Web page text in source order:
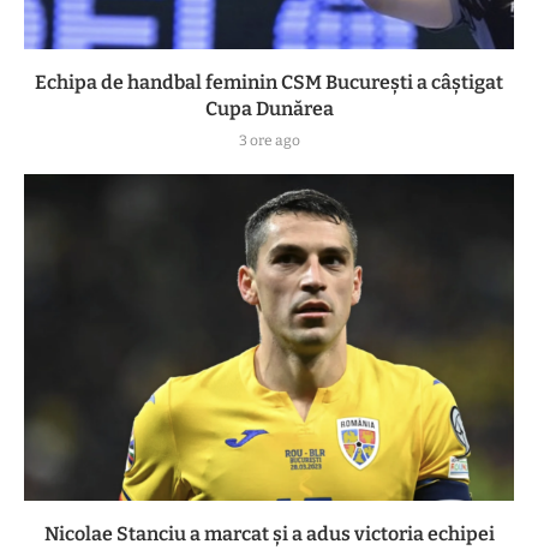
Echipa de handbal feminin CSM Bucureşti a câştigat
Cupa Dunărea
3 ore ago
Nicolae Stanciu a marcat și a adus victoria echipei